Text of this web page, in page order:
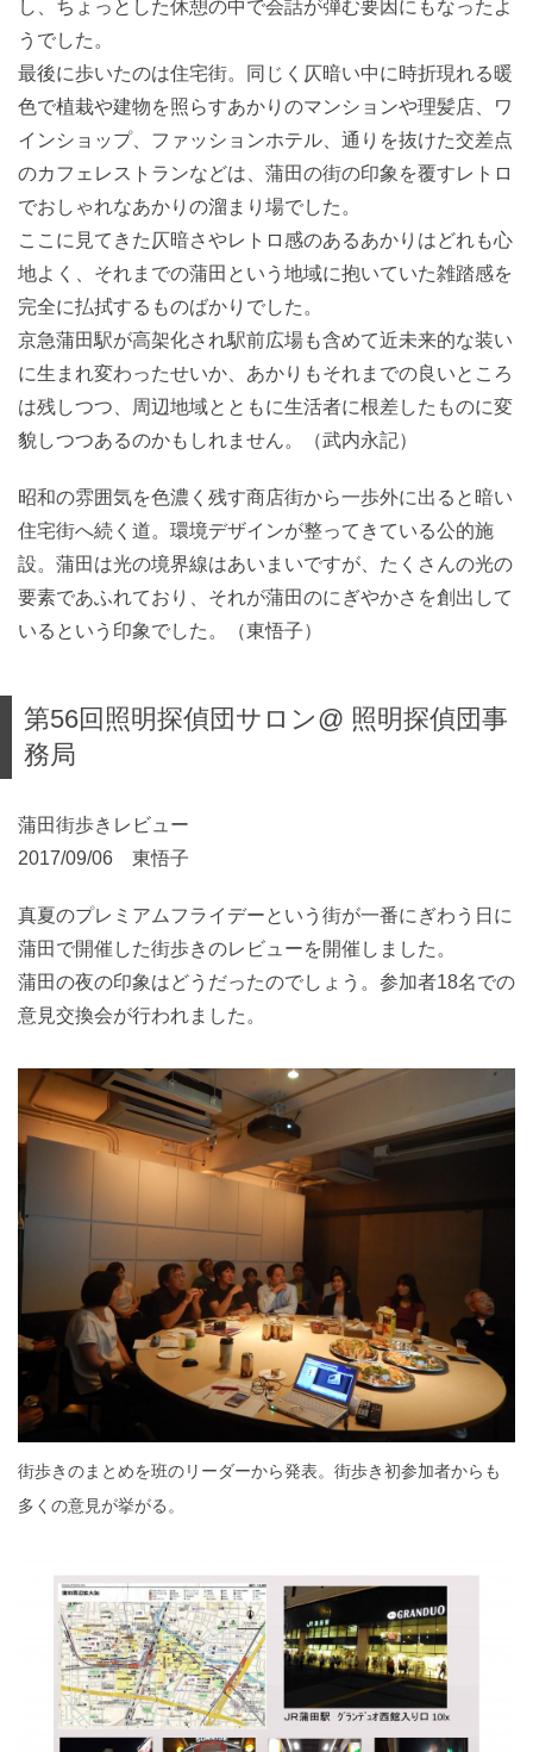
し、ちょっとした休憩の中で会話が弾む要因にもなったよ
うでした。
最後に歩いたのは住宅街。同じく仄暗い中に時折現れる暖
色で植栽や建物を照らすあかりのマンションや理髪店、ワ
インショップ、ファッションホテル、通りを抜けた交差点
のカフェレストランなどは、蒲田の街の印象を覆すレトロ
でおしゃれなあかりの溜まり場でした。
ここに見てきた仄暗さやレトロ感のあるあかりはどれも心
地よく、それまでの蒲田という地域に抱いていた雑踏感を
完全に払拭するものばかりでした。
京急蒲田駅が高架化され駅前広場も含めて近未来的な装い
に生まれ変わったせいか、あかりもそれまでの良いところ
は残しつつ、周辺地域とともに生活者に根差したものに変
貌しつつあるのかもしれません。（武内永記）
昭和の雰囲気を色濃く残す商店街から一歩外に出ると暗い
住宅街へ続く道。環境デザインが整ってきている公的施
設。蒲田は光の境界線はあいまいですが、たくさんの光の
要素であふれており、それが蒲田のにぎやかさを創出して
いるという印象でした。（東悟子）
第56回照明探偵団サロン@ 照明探偵団事
務局
蒲田街歩きレビュー
2017/09/06 東悟子
真夏のプレミアムフライデーという街が一番にぎわう日に
蒲田で開催した街歩きのレビューを開催しました。
蒲田の夜の印象はどうだったのでしょう。参加者18名での
意見交換会が行われました。
街歩きのまとめを班のリーダーから発表。街歩き初参加者からも
多くの意見が挙がる。